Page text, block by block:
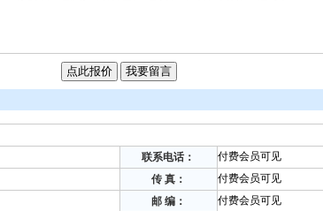
联系电话：
付费会员可见
传 真：
付费会员可见
邮 编：
付费会员可见